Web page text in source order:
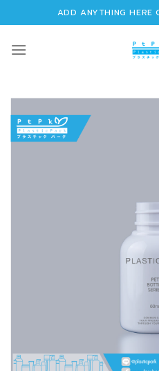
to
content
ADD ANYTHING HERE